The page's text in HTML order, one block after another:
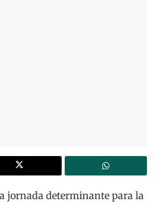
jornada determinante para la